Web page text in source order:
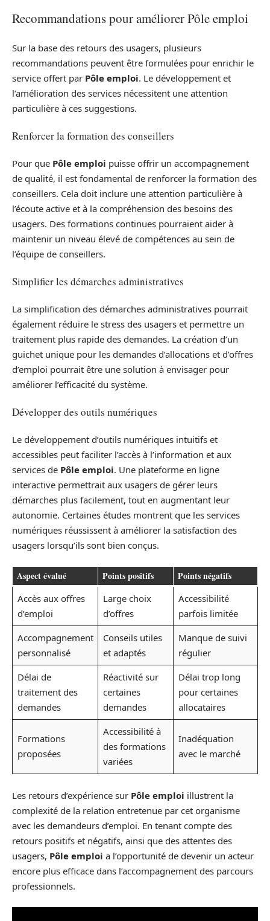
Recommandations pour améliorer Pôle emploi
Sur la base des retours des usagers, plusieurs
recommandations peuvent être formulées pour enrichir le
service offert par Pôle emploi. Le développement et
l’amélioration des services nécessitent une attention
particulière à ces suggestions.
Renforcer la formation des conseillers
Pour que Pôle emploi puisse offrir un accompagnement
de qualité, il est fondamental de renforcer la formation des
conseillers. Cela doit inclure une attention particulière à
l’écoute active et à la compréhension des besoins des
usagers. Des formations continues pourraient aider à
maintenir un niveau élevé de compétences au sein de
l’équipe de conseillers.
Simplifier les démarches administratives
La simplification des démarches administratives pourrait
également réduire le stress des usagers et permettre un
traitement plus rapide des demandes. La création d’un
guichet unique pour les demandes d’allocations et d’offres
d’emploi pourrait être une solution à envisager pour
améliorer l’efficacité du système.
Développer des outils numériques
Le développement d’outils numériques intuitifs et
accessibles peut faciliter l’accès à l’information et aux
services de Pôle emploi. Une plateforme en ligne
interactive permettrait aux usagers de gérer leurs
démarches plus facilement, tout en augmentant leur
autonomie. Certaines études montrent que les services
numériques réussissent à améliorer la satisfaction des
usagers lorsqu’ils sont bien conçus.
Aspect évalué Points positifs Points négatifs
Accès aux offres
d’emploi
Large choix
d’offres
Accessibilité
parfois limitée
Accompagnement
personnalisé
Conseils utiles
et adaptés
Manque de suivi
régulier
Délai de
traitement des
demandes
Réactivité sur
certaines
demandes
Délai trop long
pour certaines
allocataires
Formations
proposées
Accessibilité à
des formations
variées
Inadéquation
avec le marché
Les retours d’expérience sur Pôle emploi illustrent la
complexité de la relation entretenue par cet organisme
avec les demandeurs d’emploi. En tenant compte des
retours positifs et négatifs, ainsi que des attentes des
usagers, Pôle emploi a l’opportunité de devenir un acteur
encore plus efficace dans l’accompagnement des parcours
professionnels.